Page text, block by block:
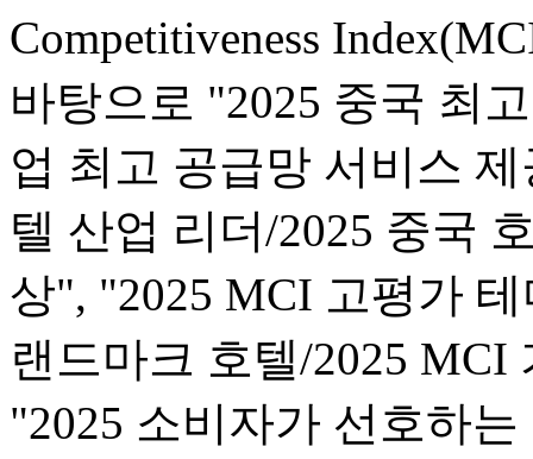
Competitiveness
바탕으로 "2025 중국 최
업 최고 공급망 서비스
텔 산업 리더/2025 중국
상", "2025 MCI 고평가
랜드마크 호텔/2025
"2025 소비자가 선호하